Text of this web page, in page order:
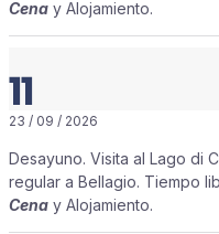
Cena y Alojamiento.
11
23 / 09 / 2026
Desayuno. Visita al Lago di
regular a Bellagio. Tiempo
Cena y Alojamiento.